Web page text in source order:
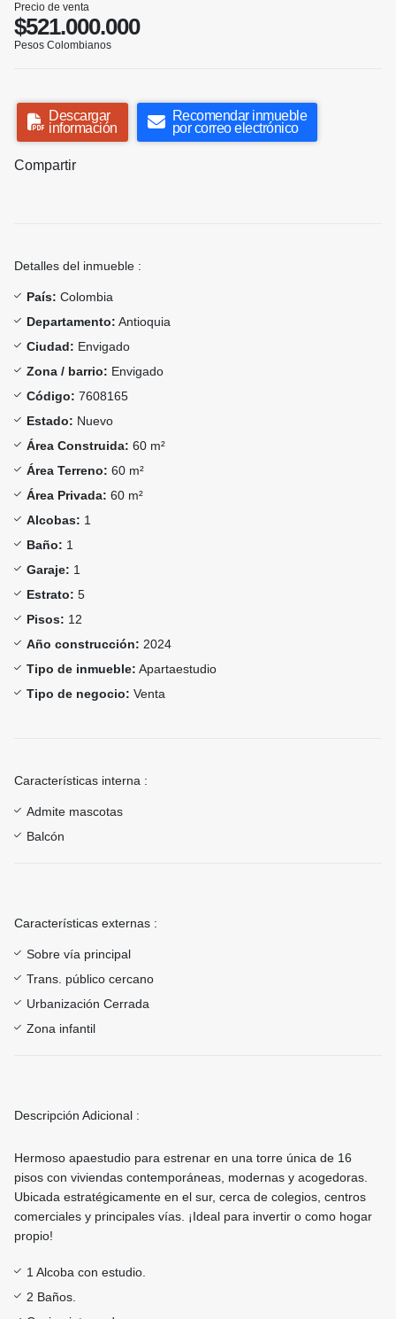
Precio de venta
$521.000.000
Pesos Colombianos
Descargar
información
Recomendar inmueble
por correo electrónico
Compartir
Detalles del inmueble :
País: Colombia
Departamento: Antioquia
Ciudad: Envigado
Zona / barrio: Envigado
Código: 7608165
Estado: Nuevo
Área Construida: 60 m²
Área Terreno: 60 m²
Área Privada: 60 m²
Alcobas: 1
Baño: 1
Garaje: 1
Estrato: 5
Pisos: 12
Año construcción: 2024
Tipo de inmueble: Apartaestudio
Tipo de negocio: Venta
Características interna :
Admite mascotas
Balcón
Características externas :
Sobre vía principal
Trans. público cercano
Urbanización Cerrada
Zona infantil
Descripción Adicional :
Hermoso apaestudio para estrenar en una torre única de 16
pisos con viviendas contemporáneas, modernas y acogedoras.
Ubicada estratégicamente en el sur, cerca de colegios, centros
comerciales y principales vías. ¡Ideal para invertir o como hogar
propio!
1 Alcoba con estudio.
2 Baños.